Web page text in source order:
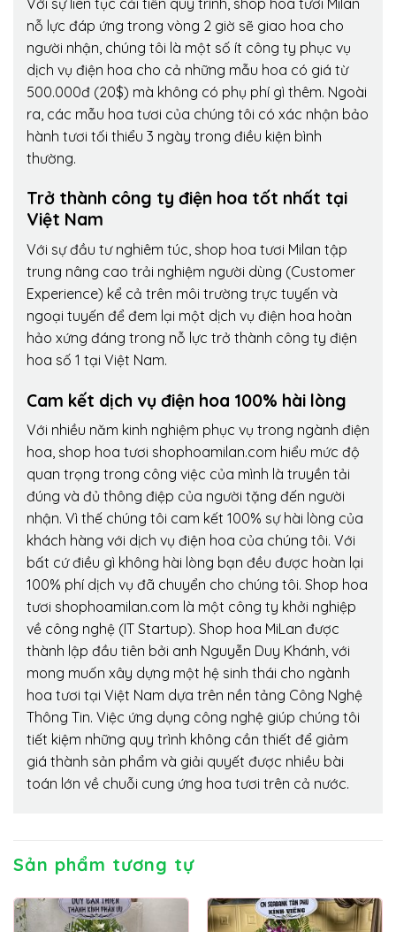
nỗ lực đáp ứng trong vòng 2 giờ sẽ giao hoa cho
người nhận, chúng tôi là một số ít công ty phục vụ
dịch vụ điện hoa cho cả những mẫu hoa có giá từ
500.000đ (20$) mà không có phụ phí gì thêm. Ngoài
ra, các mẫu hoa tươi của chúng tôi có xác nhận bảo
hành tươi tối thiểu 3 ngày trong điều kiện bình
thường.
Trở thành công ty điện hoa tốt nhất tại
Việt Nam
Với sự đầu tư nghiêm túc, shop hoa tươi Milan tập
trung nâng cao trải nghiệm người dùng (Customer
Experience) kể cả trên môi trường trực tuyến và
ngoại tuyến để đem lại một dịch vụ điện hoa hoàn
hảo xứng đáng trong nỗ lực trở thành công ty điện
hoa số 1 tại Việt Nam.
Cam kết dịch vụ điện hoa 100% hài lòng
Với nhiều năm kinh nghiệm phục vụ trong ngành điện
hoa, shop hoa tươi shophoamilan.com hiểu mức độ
quan trọng trong công việc của mình là truyền tải
đúng và đủ thông điệp của người tặng đến người
nhận. Vì thế chúng tôi cam kết 100% sự hài lòng của
khách hàng với dịch vụ điện hoa của chúng tôi. Với
bất cứ điều gì không hài lòng bạn đều được hoàn lại
100% phí dịch vụ đã chuyển cho chúng tôi. Shop hoa
tươi shophoamilan.com là một công ty khởi nghiệp
về công nghệ (IT Startup). Shop hoa MiLan được
thành lập đầu tiên bởi anh Nguyễn Duy Khánh, với
mong muốn xây dựng một hệ sinh thái cho ngành
hoa tươi tại Việt Nam dựa trên nền tảng Công Nghệ
Thông Tin. Việc ứng dụng công nghệ giúp chúng tôi
tiết kiệm những quy trình không cần thiết để giảm
giá thành sản phẩm và giải quyết được nhiều bài
toán lớn về chuỗi cung ứng hoa tươi trên cả nước.
Sản phẩm tương tự